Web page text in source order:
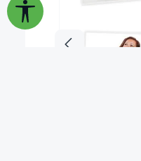
Werkzeugleiste anzeigen